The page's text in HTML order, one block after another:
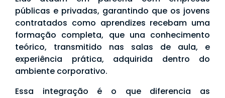
públicas e privadas, garantindo que os jovens
contratados como aprendizes recebam uma
formação completa, que una conhecimento
teórico, transmitido nas salas de aula, e
experiência prática, adquirida dentro do
ambiente corporativo.
Essa integração é o que diferencia as